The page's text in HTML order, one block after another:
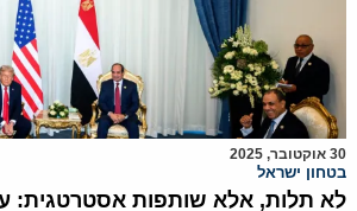
30 אוקטובר, 2025
בטחון ישראל
לא תלות, אלא שותפות אסטרטגית: